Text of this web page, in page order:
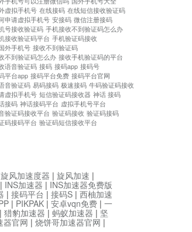
虚拟手机号 在线接码 在线短信接收验证码
申请虚拟手机号 安接码 微信注册接码
号接收验证码 手机接收不到验证码怎么办
接收验证码平台 手机验证码接收
外手机号 接收不到验证码
不到验证码怎么办 接收手机验证码的平台
语音验证码 接码 接码app 接码号
平台app 接码平台免费 接码平台官网
音验证码 易码接码 极速接码 牛码验证码接收
虚拟手机号 短信验证码接收器 神话 接码
接码 神话接码平台 虚拟手机号平台
验证码接收平台 验证码接收 验证码接码
码接码平台 验证码短信接收平台
旋风加速度器 | 旋风加速 |
| INS加速器 | INS加速器免费版
| 接码平台 | 接码S | 西柚加速
| PIKPAK | 安卓vqn免费 | 一
| 猎豹加速器 | 蚂蚁加速器 | 坚
器官网 | 烧饼哥加速器官网 |